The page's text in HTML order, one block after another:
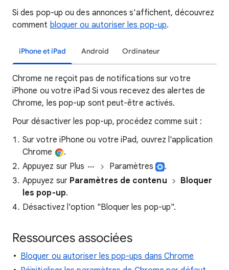
Si des pop-up ou des annonces s'affichent, découvrez
comment bloquer ou autoriser les pop-up.
iPhone et iPad Android Ordinateur
Chrome ne reçoit pas de notifications sur votre
iPhone ou votre iPad Si vous recevez des alertes de
Chrome, les pop-up sont peut-être activés.
Pour désactiver les pop-up, procédez comme suit :
Sur votre iPhone ou votre iPad, ouvrez l'application
Chrome
.
Appuyez sur Plus
Paramètres
.
Appuyez sur Paramètres de contenu
Bloquer
les pop-up.
Désactivez l'option "Bloquer les pop-up".
Ressources associées
Bloquer ou autoriser les pop-ups dans Chrome